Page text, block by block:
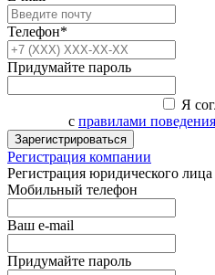
Телефон*
Придумайте пароль
Я
с правилами
Зарегистрироваться
Регистрация компании
Регистрация юридического лица
Мобильный телефон
Ваш e-mail
Придумайте пароль